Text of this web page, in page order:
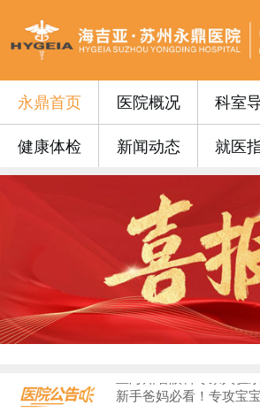
永鼎首页 医院概况 科室
健康体检 新闻动态 就医
永鼎门诊丨苏州永鼎医
便民公告 | 苏州永鼎医院
便民公告｜我院便民门
便民公告丨苏州永鼎医
便民公告丨65周岁以上
门诊安排丨苏州永鼎医
永鼎疫苗丨带状疱疹惠
沪上专家护“视”界，中
新手爸妈必看！专攻宝